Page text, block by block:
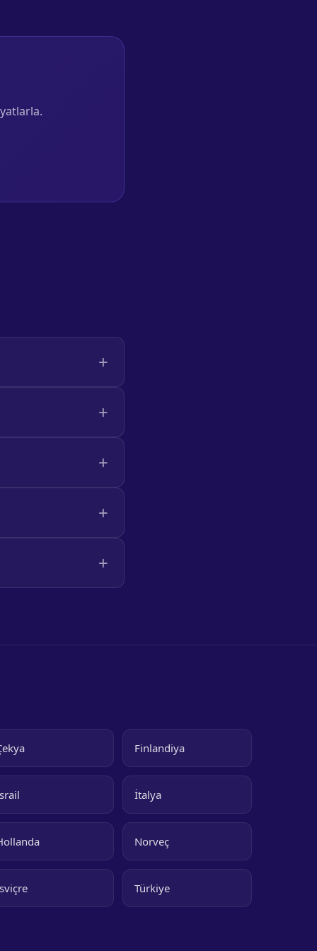
Finlandiya
İtalya
Norveç
Türkiye